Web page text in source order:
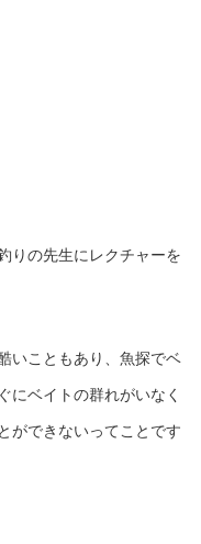
りの先生にレクチャーを
いこともあり、魚探でベ
にベイトの群れがいなく
ができないってことです